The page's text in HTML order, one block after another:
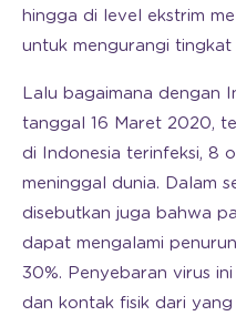
hingga di level ekstrim
untuk mengurangi tingkat
Lalu bagaimana dengan
tanggal 16 Maret 2020,
di Indonesia terinfeksi, 8
meninggal dunia. Dalam
disebutkan juga bahwa
dapat mengalami
30%. Penyebaran virus
dan kontak fisik dari